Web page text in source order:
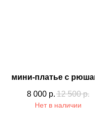
мини-платье с
8 000 р. 12 500 р.
Нет в наличии